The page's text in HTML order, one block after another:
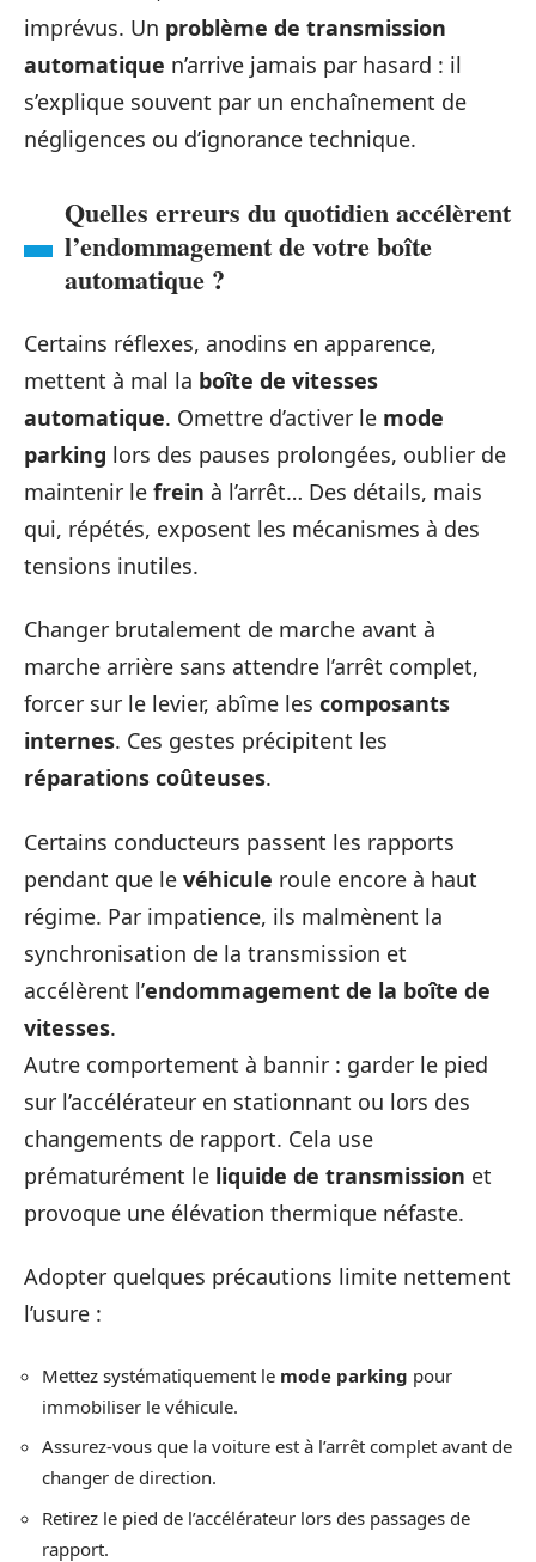
imprévus. Un problème de transmission
automatique n’arrive jamais par hasard : il
s’explique souvent par un enchaînement de
négligences ou d’ignorance technique.
Quelles erreurs du quotidien accélèrent
l’endommagement de votre boîte
automatique ?
Certains réflexes, anodins en apparence,
mettent à mal la boîte de vitesses
automatique. Omettre d’activer le mode
parking lors des pauses prolongées, oublier de
maintenir le frein à l’arrêt… Des détails, mais
qui, répétés, exposent les mécanismes à des
tensions inutiles.
Changer brutalement de marche avant à
marche arrière sans attendre l’arrêt complet,
forcer sur le levier, abîme les composants
internes. Ces gestes précipitent les
réparations coûteuses.
Certains conducteurs passent les rapports
pendant que le véhicule roule encore à haut
régime. Par impatience, ils malmènent la
synchronisation de la transmission et
accélèrent l’endommagement de la boîte de
vitesses.
Autre comportement à bannir : garder le pied
sur l’accélérateur en stationnant ou lors des
changements de rapport. Cela use
prématurément le liquide de transmission et
provoque une élévation thermique néfaste.
Adopter quelques précautions limite nettement
l’usure :
Mettez systématiquement le mode parking pour
immobiliser le véhicule.
Assurez-vous que la voiture est à l’arrêt complet avant de
changer de direction.
Retirez le pied de l’accélérateur lors des passages de
rapport.